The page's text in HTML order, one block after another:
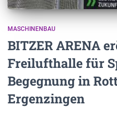
MASCHINENBAU
BITZER ARENA
Freilufthalle für
Begegnung in
Ergenzingen